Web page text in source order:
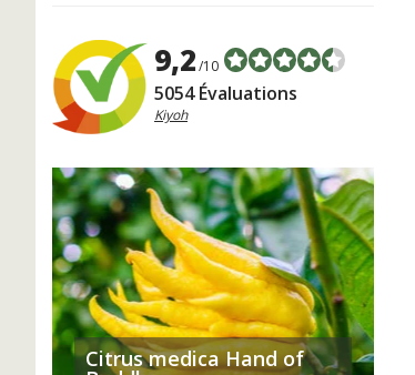
9,2/10
5054 Évaluations
Kiyoh
Citrus medica Hand of